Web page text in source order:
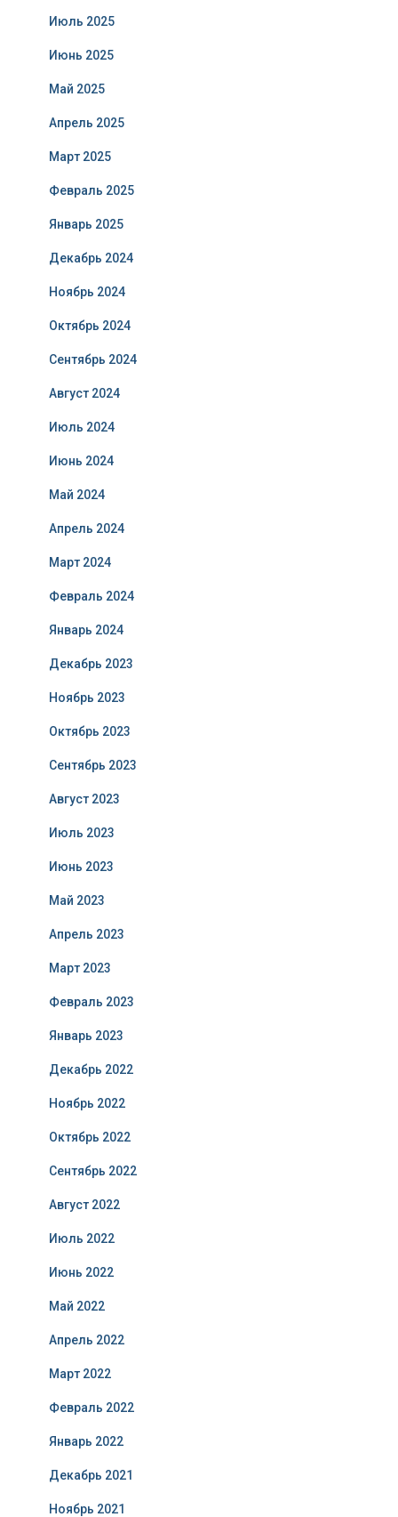
Июль 2025
Июнь 2025
Май 2025
Апрель 2025
Март 2025
Февраль 2025
Январь 2025
Декабрь 2024
Ноябрь 2024
Октябрь 2024
Сентябрь 2024
Август 2024
Июль 2024
Июнь 2024
Май 2024
Апрель 2024
Март 2024
Февраль 2024
Январь 2024
Декабрь 2023
Ноябрь 2023
Октябрь 2023
Сентябрь 2023
Август 2023
Июль 2023
Июнь 2023
Май 2023
Апрель 2023
Март 2023
Февраль 2023
Январь 2023
Декабрь 2022
Ноябрь 2022
Октябрь 2022
Сентябрь 2022
Август 2022
Июль 2022
Июнь 2022
Май 2022
Апрель 2022
Март 2022
Февраль 2022
Январь 2022
Декабрь 2021
Ноябрь 2021